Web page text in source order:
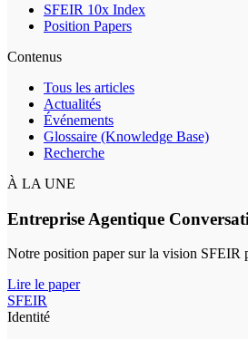
SFEIR 10x Index
Position Papers
Contenus
Tous les articles
Actualités
Événements
Glossaire (Knowledge Base)
Recherche
À LA UNE
Entreprise Agentique
Notre position paper sur la vision SFEIR
Lire le paper
SFEIR
Identité